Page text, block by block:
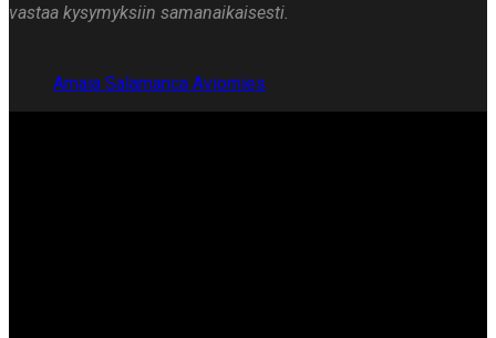
vastaa kysymyksiin samanaikaisesti.
Amaia Salamanca Aviomies